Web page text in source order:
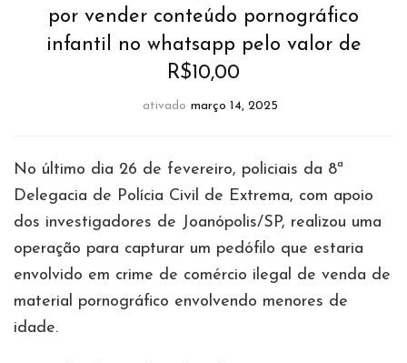
por vender conteúdo pornográfico
infantil no whatsapp pelo valor de
R$10,00
ativado março 14, 2025
No último dia 26 de fevereiro, policiais da 8ª
Delegacia de Polícia Civil de Extrema, com apoio
dos investigadores de Joanópolis/SP, realizou uma
operação para capturar um pedófilo que estaria
envolvido em crime de comércio ilegal de venda de
material pornográfico envolvendo menores de
idade.